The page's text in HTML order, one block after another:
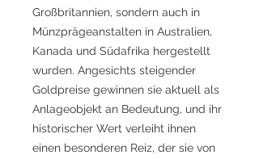
Großbritannien, sondern auch in
Münzprägeanstalten in Australien,
Kanada und Südafrika hergestellt
wurden. Angesichts steigender
Goldpreise gewinnen sie aktuell als
Anlageobjekt an Bedeutung, und ihr
historischer Wert verleiht ihnen
einen besonderen Reiz, der sie von